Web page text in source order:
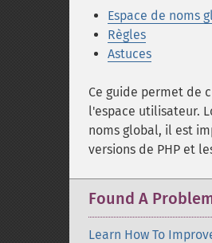
Espace de noms
Règles
Astuces
Ce guide permet de
l'espace utilisateur.
noms global, il est
versions de PHP et
Found A
Learn How To